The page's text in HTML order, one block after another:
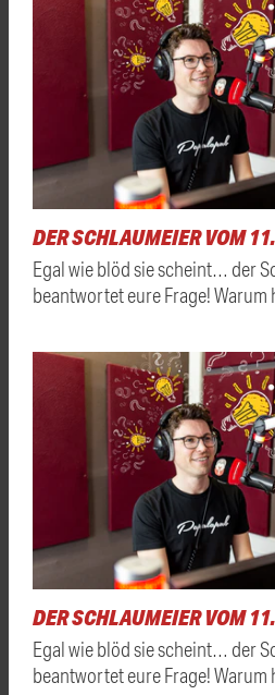
DER SCHLAUMEIER VOM
Egal wie blöd sie scheint… der
beantwortet eure Frage!
DER SCHLAUMEIER VOM
Egal wie blöd sie scheint… der
beantwortet eure Frage!